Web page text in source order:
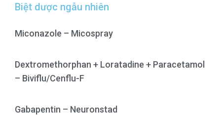
Biệt dược ngẫu nhiên
Miconazole – Micospray
Dextromethorphan + Loratadine + Paracetamol
– Biviflu/Cenflu-F
Gabapentin – Neuronstad